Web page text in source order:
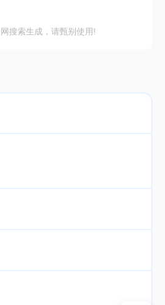
搜索生成，请甄别使用!